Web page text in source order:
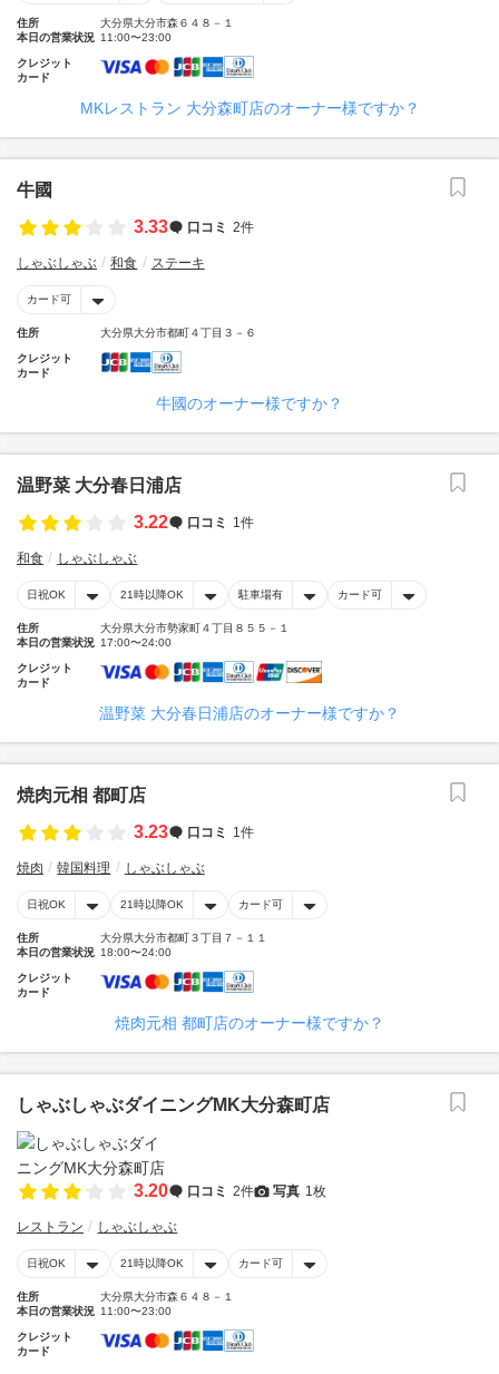
住所
大分県大分市森６４８－１
本日の営業状況 11:00〜23:00
クレジット
カード
MKレストラン 大分森町店のオーナー様ですか？
牛國
3.33
口コミ 2件
しゃぶしゃぶ 和食 ステーキ
カード可
住所 大分県大分市都町４丁目３－６
クレジット
カード
牛國のオーナー様ですか？
温野菜 大分春日浦店
3.22
口コミ 1件
和食 しゃぶしゃぶ
日祝OK 21時以降OK 駐車場有 カード可
住所
大分県大分市勢家町４丁目８５５－１
本日の営業状況 17:00〜24:00
クレジット
カード
温野菜 大分春日浦店のオーナー様ですか？
焼肉元相 都町店
3.23
口コミ 1件
焼肉 韓国料理 しゃぶしゃぶ
日祝OK 21時以降OK カード可
住所
大分県大分市都町３丁目７－１１
本日の営業状況 18:00〜24:00
クレジット
カード
焼肉元相 都町店のオーナー様ですか？
しゃぶしゃぶダイニングMK大分森町店
3.20 口コミ 2件 写真 1枚
レストラン しゃぶしゃぶ
日祝OK 21時以降OK カード可
住所
大分県大分市森６４８－１
本日の営業状況 11:00〜23:00
クレジット
カード